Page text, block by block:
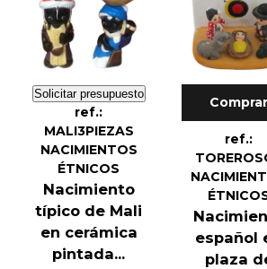
Solicitar presupuesto
ref.:
MALI3PIEZAS
NACIMIENTOS
ÉTNICOS
Nacimiento
típico de Mali
en cerámica
pintada...
Comprar
ref.:
español
plaza